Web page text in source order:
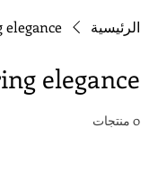
الرئيسية
elegance
0 منتجات